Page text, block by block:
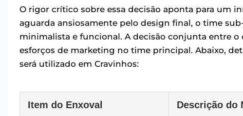
O rigor crítico sobre essa decisão aponta para um
aguarda ansiosamente pelo design final, o time
minimalista e funcional. A decisão conjunta entre
esforços de marketing no time principal. Abaixo,
será utilizado em Cravinhos:
Item do Enxoval Descrição do